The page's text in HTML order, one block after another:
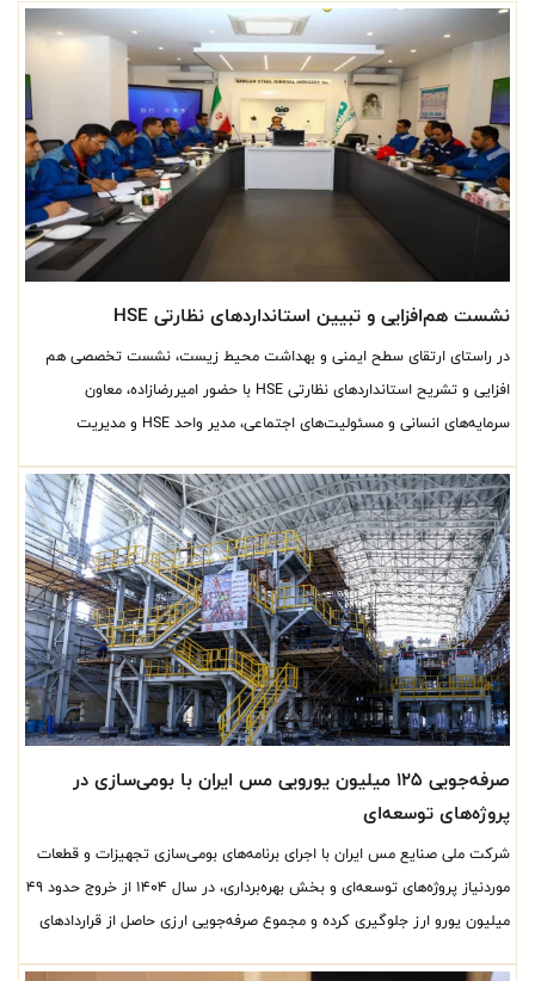
نشست هم‌افزایی و تبیین استانداردهای نظارتی HSE
در راستای ارتقای سطح ایمنی و بهداشت محیط زیست، نشست تخصصی هم
افزایی و تشریح استانداردهای نظارتی HSE با حضور امیررضازاده، معاون
سرمایه‌های انسانی و مسئولیت‌های اجتماعی، مدیر واحد HSE و مدیریت
صرفه‌جویی ۱۲۵ میلیون یورویی مس ایران با بومی‌سازی در
پروژه‌های توسعه‌ای
شرکت ملی صنایع مس ایران با اجرای برنامه‌های بومی‌سازی تجهیزات و قطعات
موردنیاز پروژه‌های توسعه‌ای و بخش بهره‌برداری، در سال ۱۴۰۴ از خروج حدود ۴۹
میلیون یورو ارز جلوگیری کرده و مجموع صرفه‌جویی ارزی حاصل از قراردادهای